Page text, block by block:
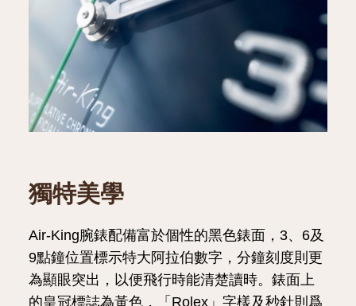
獨特美學
Air-King腕錶配備富於個性的黑色錶面，3、6及
9點鐘位置標示特大阿拉伯數字，分鐘刻度則更
為顯眼突出，以便飛行時能清楚讀時。錶面上
的皇冠標誌為黃色，「Rolex」字樣及秒針則爲